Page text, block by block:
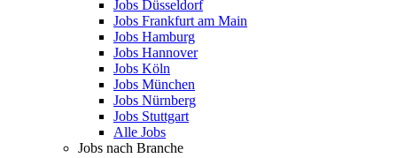
Jobs Düsseldorf
Jobs Frankfurt am Main
Jobs Hamburg
Jobs Hannover
Jobs Köln
Jobs München
Jobs Nürnberg
Jobs Stuttgart
Alle Jobs
Jobs nach Branche